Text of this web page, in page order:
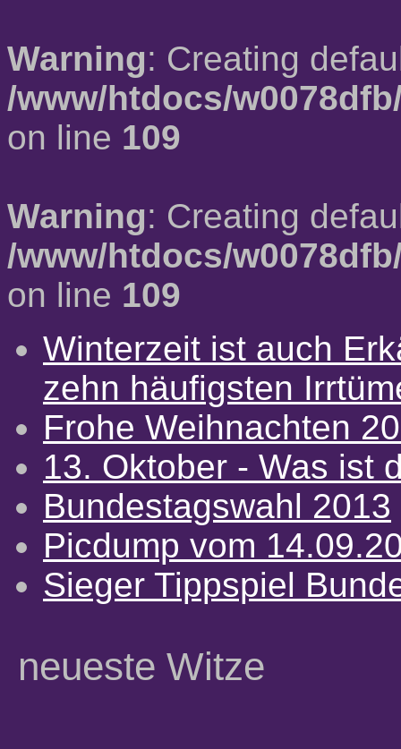
Warning: Creating
/www/htdocs/
on line 109
Warning: Creating
/www/htdocs/
on line 109
Winterzeit ist auch
zehn häufigsten
Frohe Weihnachten
13. Oktober - Was ist
Bundestagswahl 2013
Picdump vom
Sieger Tippspiel
neueste Witze